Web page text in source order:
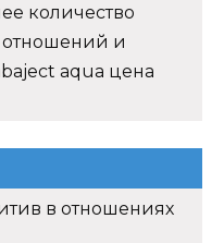
количество
отношений и
aqua цена
в отношениях